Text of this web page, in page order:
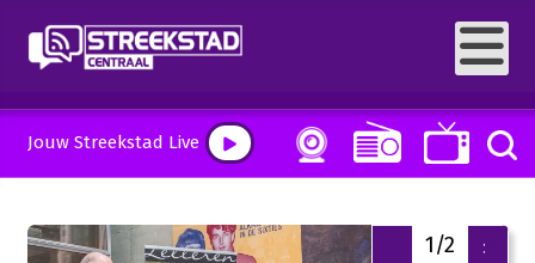
Jouw Streekstad Live
>
1/2